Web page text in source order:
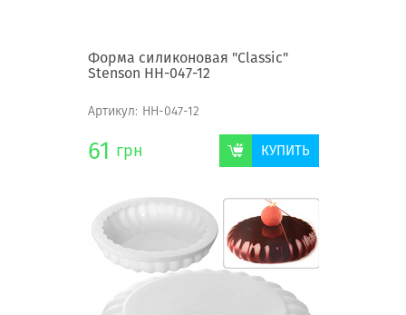
Форма силиконовая "Classic"
Stenson НН-047-12
Артикул: НН-047-12
61 грн КУПИТЬ